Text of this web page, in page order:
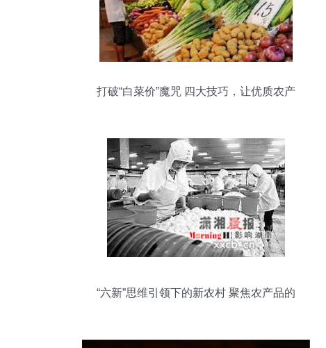
打破“白菜价”魔咒 四大技巧，让优质农产
“六新”思维引领下的新农村 聚焦农产品的